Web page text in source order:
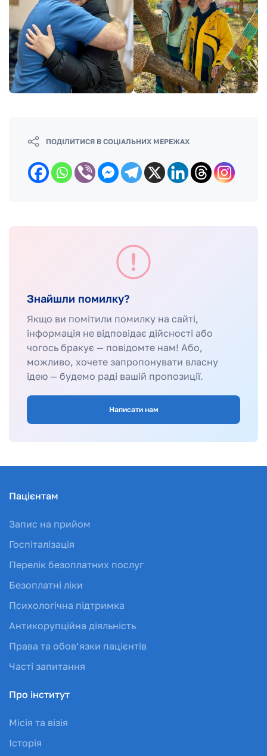
ПОДІЛИТИСЯ В СОЦІАЛЬНИХ МЕРЕЖАХ
Знайшли помилку?
Якщо ви помітили помилку на сайті,
інформація не відповідає дійсності або
чогось бракує — повідомте нам! Або,
можливо, хочете запропонувати власну
ідею — будемо раді вашій пропозиції.
Написати нам
Пацієнтам
Запис на прийом
Госпіталізація
Перелік безоплатних послуг
Безоплатні ліки
Психологічна підтримка
Антикорупційна діяльність
Права та обов’язки пацієнтів
Часті запитання
Про інститут
Місія та візія
Історія